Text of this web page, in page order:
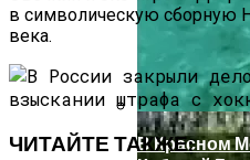
Как Купить
Нижнем
В Красном
в символическую сборную
века.
ЧИТАЙТЕ ТАКЖЕ: